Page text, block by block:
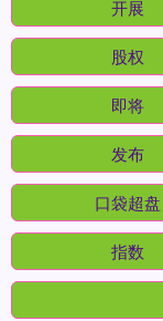
开展
股权
即将
发布
口袋超盘
指数